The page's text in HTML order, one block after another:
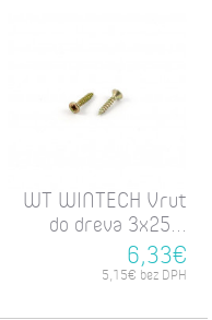
WT WINTECH Vrut
do dreva 3x25...
6,33€
5,15€ bez DPH